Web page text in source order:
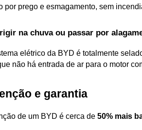
por prego e esmagamento, sem
na chuva ou passar por
elétrico da BYD é totalmente
não há entrada de ar para o motor
e garantia
de um BYD é cerca de 50% mais